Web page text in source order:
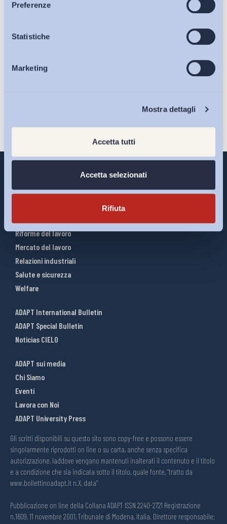
Articoli
Osservatori
Eventi
Preferenze
Statistiche
Marketing
Mostra dettagli
Accetta tutti
Accetta selezionati
Rifiuta
Ho letto e Accetto il trattamento dei dati personali descritti
Riforme del lavoro
Mercato del lavoro
Relazioni industriali
Salute e sicurezza
Welfare
ADAPT International Bulletin
ADAPT Special Bulletin
Noticias CIELO
ADAPT sui media
Chi Siamo
Eventi
Lavora con Noi
ADAPT University Press
Gli scritti disponibili su questo sito sono copy-free e possono essere
singolarmente riprodotti on line o su carta, anche senza specifica
autorizzazione, laddove vengano mantenuti inalterati il contenuto e il titolo
e a condizione che sia indicata sotto il titolo, quale fonte, “tratto da
www.bollettinoadapt.it n.X, data“
Pubblicazione on line della Collana ADAPT ISSN 2240-2721 Registrazione
n.1609, 11 novembre 2001, Tribunale di Modena, Italia. Direttore responsabile: